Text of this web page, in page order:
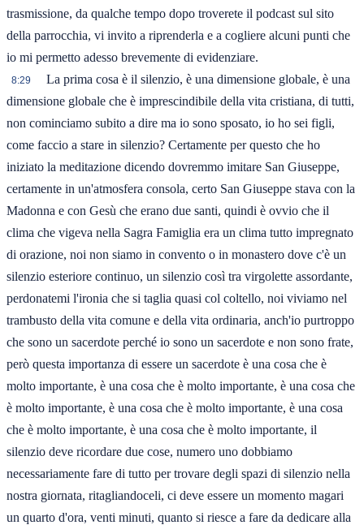
trasmissione, da qualche tempo dopo troverete il podcast sul sito
della parrocchia, vi invito a riprenderla e a cogliere alcuni punti che
io mi permetto adesso brevemente di evidenziare.
8:29
La prima cosa è il silenzio, è una dimensione globale, è una
dimensione globale che è imprescindibile della vita cristiana, di tutti,
non cominciamo subito a dire ma io sono sposato, io ho sei figli,
come faccio a stare in silenzio? Certamente per questo che ho
iniziato la meditazione dicendo dovremmo imitare San Giuseppe,
certamente in un'atmosfera consola, certo San Giuseppe stava con la
Madonna e con Gesù che erano due santi, quindi è ovvio che il
clima che vigeva nella Sagra Famiglia era un clima tutto impregnato
di orazione, noi non siamo in convento o in monastero dove c'è un
silenzio esteriore continuo, un silenzio così tra virgolette assordante,
perdonatemi l'ironia che si taglia quasi col coltello, noi viviamo nel
trambusto della vita comune e della vita ordinaria, anch'io purtroppo
che sono un sacerdote perché io sono un sacerdote e non sono frate,
però questa importanza di essere un sacerdote è una cosa che è
molto importante, è una cosa che è molto importante, è una cosa che
è molto importante, è una cosa che è molto importante, è una cosa
che è molto importante, è una cosa che è molto importante, il
silenzio deve ricordare due cose, numero uno dobbiamo
necessariamente fare di tutto per trovare degli spazi di silenzio nella
nostra giornata, ritagliandoceli, ci deve essere un momento magari
un quarto d'ora, venti minuti, quanto si riesce a fare da dedicare alla